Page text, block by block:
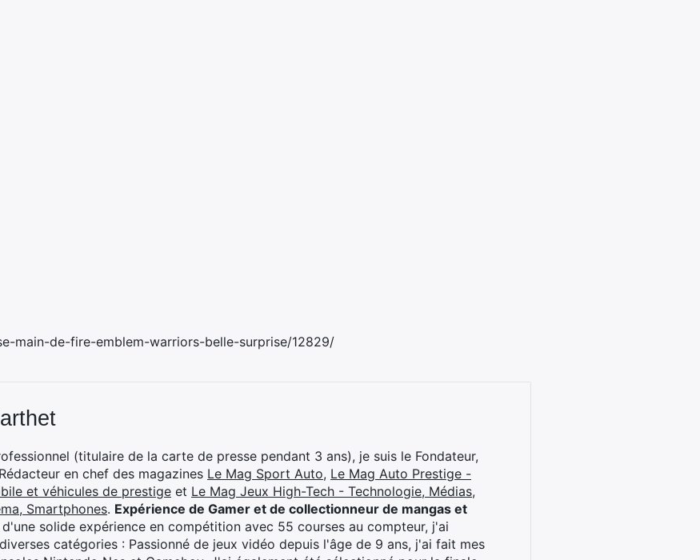
main-de-fire-emblem-warriors-belle-surprise/12829/
(titulaire de la carte de presse pendant 3 ans), je suis le Fondateur,
en chef des magazines Le Mag Sport Auto, Le Mag Auto Prestige -
et véhicules de prestige et Le Mag Jeux High-Tech - Technologie, Médias,
Smartphones. Expérience de Gamer et de collectionneur de mangas et
solide expérience en compétition avec 55 courses au compteur, j'ai
catégories : Passionné de jeux vidéo depuis l'âge de 9 ans, j'ai fait mes